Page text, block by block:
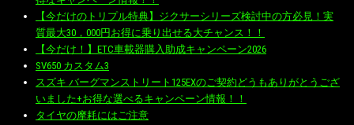
【今だけのトリプル特典】ジクサーシリーズ検討中の方必見！実
質最大30，000円お得に乗り出せる大チャンス！！
【今だけ！】ETC車載器購入助成キャンペーン2026
SV650 カスタム3
スズキ バーグマンストリート125EXのご契約どうもありがとうござ
いました+お得な選べるキャンペーン情報！！
タイヤの摩耗にはご注意